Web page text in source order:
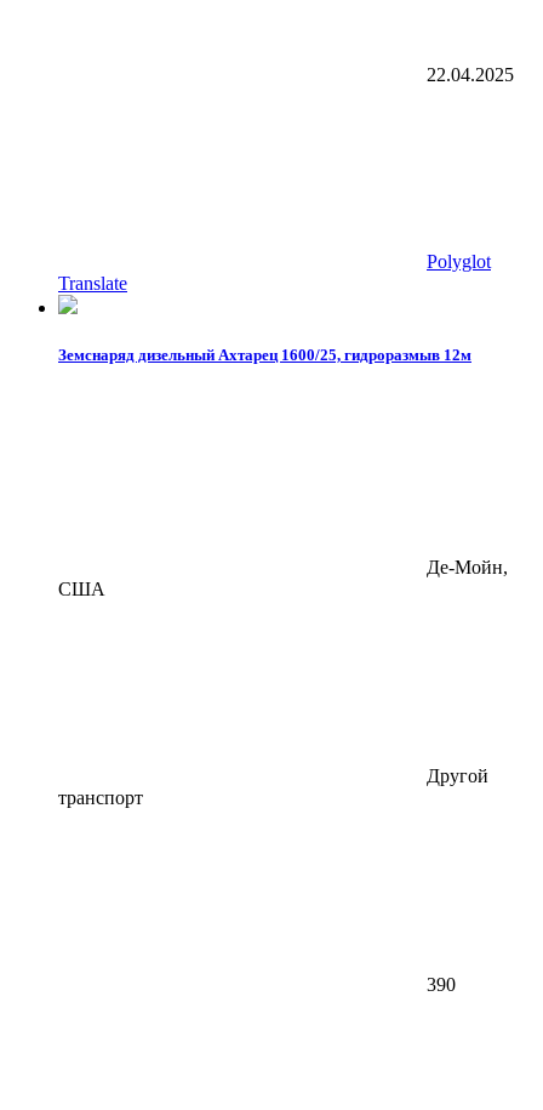
22.04.2025
Polyglot
Translate
Земснаряд дизельный Ахтарец 1600/25, гидроразмыв 12м
Де-Мойн,
США
Другой
транспорт
390